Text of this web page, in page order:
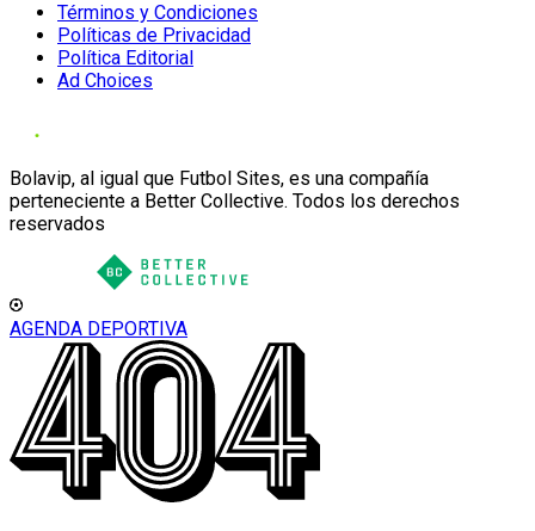
Términos y Condiciones
Políticas de Privacidad
Política Editorial
Ad Choices
Bolavip, al igual que Futbol Sites, es una compañía
perteneciente a Better Collective. Todos los derechos
reservados
AGENDA DEPORTIVA